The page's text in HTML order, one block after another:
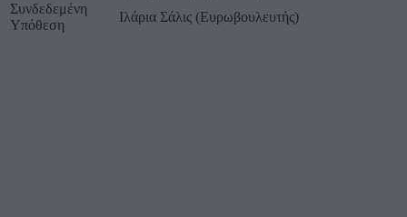
Συνδεδεμένη
Υπόθεση
Ιλάρια Σάλις (Ευρωβουλευτής)